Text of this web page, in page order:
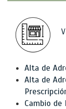
Alta de
Alta de
Cambio de